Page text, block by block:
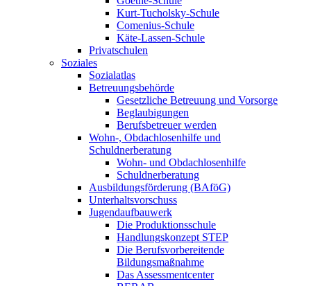
Kurt-Tucholsky-Schule
Comenius-Schule
Käte-Lassen-Schule
Privatschulen
Soziales
Sozialatlas
Betreuungsbehörde
Gesetzliche Betreuung und Vorsorge
Beglaubigungen
Berufsbetreuer werden
Wohn-, Obdachlosenhilfe und
Schuldnerberatung
Wohn- und Obdachlosenhilfe
Schuldnerberatung
Ausbildungsförderung (BAföG)
Unterhaltsvorschuss
Jugendaufbauwerk
Die Produktionsschule
Handlungskonzept STEP
Die Berufsvorbereitende
Bildungsmaßnahme
Das Assessmentcenter